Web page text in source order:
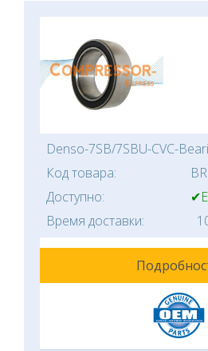
Denso-7SB/7SBU-CVC-
Код товара:
Доступно:
Время доставки: